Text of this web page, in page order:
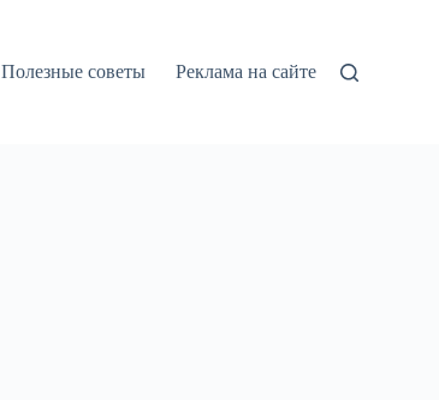
Полезные советы Реклама на сайте